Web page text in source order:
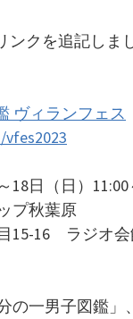
ンクを追記しま
ヴィランフェス
18日（日）11:00
プ秋葉原
15-16 ラジオ会
の一男子図鑑」